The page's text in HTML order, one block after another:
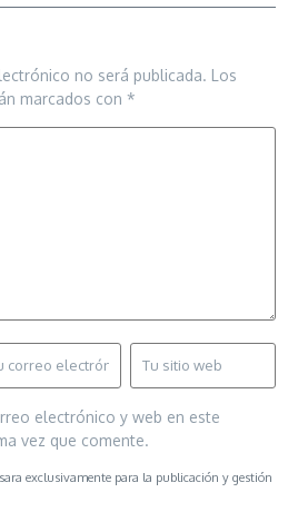
no será publicada. Los
marcados con *
electrónico y web en este
vez que comente.
exclusivamente para la publicación y gestión